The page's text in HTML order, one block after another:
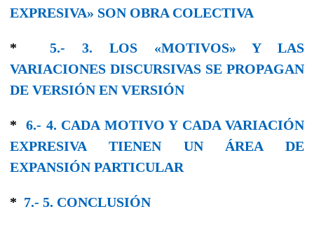
EXPRESIVA» SON OBRA COLECTIVA
*5.- 3. LOS «MOTIVOS» Y LAS
VARIACIONES DISCURSIVAS SE PROPAGAN
DE VERSIÓN EN VERSIÓN
* 6.- 4. CADA MOTIVO Y CADA VARIACIÓN
EXPRESIVA TIENEN UN ÁREA DE
EXPANSIÓN PARTICULAR
* 7.- 5. CONCLUSIÓN